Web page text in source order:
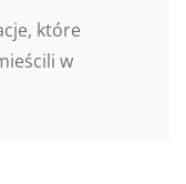
które
w